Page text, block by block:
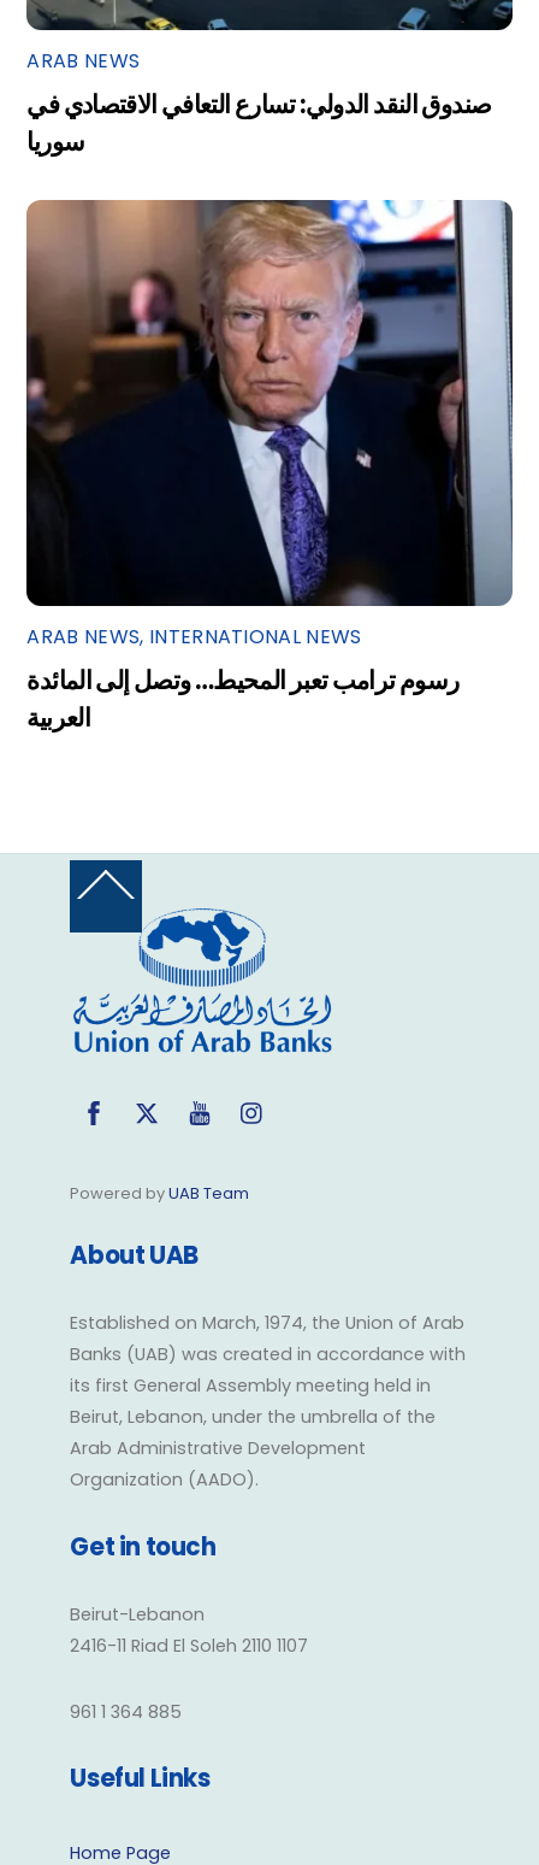
ARAB NEWS
صندوق النقد الدولي: تسارع التعافي الاقتصادي في
سوريا
ARAB NEWS, INTERNATIONAL NEWS
رسوم ترامب تعبر المحيط… وتصل إلى المائدة
العربية
Back
Top
FacebookTwitter YouTube
Powered byUAB Team
About UAB
Established on March, 1974, the Union of Arab
Banks (UAB) was created in accordance with
its first General Assembly meeting held in
Beirut, Lebanon, under the umbrella of the
Arab Administrative Development
Organization (AADO).
Get in touch
Beirut-Lebanon
2416-11 Riad El Soleh 2110 1107
961 1 364 885
Useful Links
Home Page